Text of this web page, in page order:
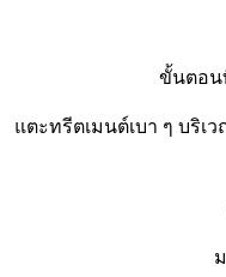
ขั้นตอน
แตะทรีตเมนต์เบา ๆ บริเ